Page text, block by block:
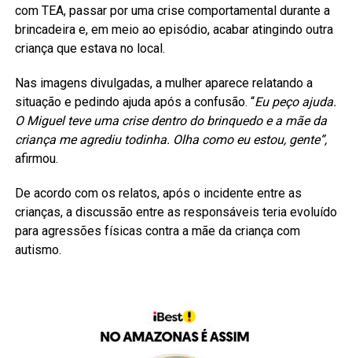
com TEA, passar por uma crise comportamental durante a
brincadeira e, em meio ao episódio, acabar atingindo outra
criança que estava no local.
Nas imagens divulgadas, a mulher aparece relatando a
situação e pedindo ajuda após a confusão. “Eu peço ajuda.
O Miguel teve uma crise dentro do brinquedo e a mãe da
criança me agrediu todinha. Olha como eu estou, gente”,
afirmou.
De acordo com os relatos, após o incidente entre as
crianças, a discussão entre as responsáveis teria evoluído
para agressões físicas contra a mãe da criança com
autismo.